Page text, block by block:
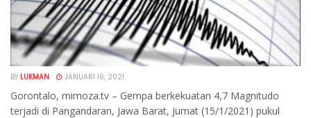
BY LUKMAN JANUARI 16, 2021
Gorontalo, mimoza.tv – Gempa berkekuatan 4,7 Magnitudo
terjadi di Pangandaran, Jawa Barat, Jumat (15/1/2021) pukul